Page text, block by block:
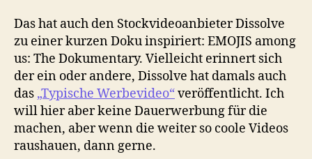
Das hat auch den Stockvideoanbieter Dissolve
zu einer kurzen Doku inspiriert: EMOJIS among
us: The Dokumentary. Vielleicht erinnert sich
der ein oder andere, Dissolve hat damals auch
das „Typische Werbevideo“veröffentlicht. Ich
will hier aber keine Dauerwerbung für die
machen, aber wenn die weiter so coole Videos
raushauen, dann gerne.